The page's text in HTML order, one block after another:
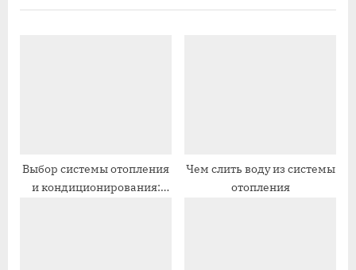
у
и
с
у
п
и
Выбор системы отопления
и кондиционирования:
Чем слить воду из системы
отопления